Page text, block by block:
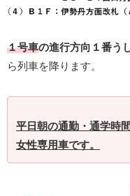
１号車の進行方向１番う
ら列車を降ります。
平日朝の通勤・通学時
女性専用車です。